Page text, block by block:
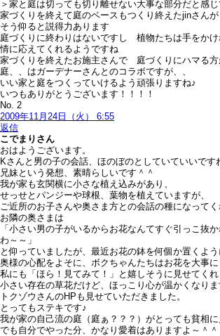
＞家と庭は切っても切り離せない大事な部分だと感
家づくりを終えて庭のベースもつくり終えたjinさんが
そう仰ると説得力あります
庭づくりに終わりはないですし 植物たちは手をか
情に応えてくれるようですね
家づくりを終えたお施主さんで 庭づくりにハマる方
庭、、はガーデナーさんとのコラボですが、、
いい家と庭をつくっていけるよう頑張りますね♪
いつもありがとうございます！！！！
No. 2
2009年11月24日（火） 6:55
返信
こでまり さん
おはようございます。
Kさんと男の子の会話、ほのぼのとしていていいです
兄妹という発想、素晴らしいです＾＾
我が家も玄関横に小さな植え込みがあり、
せっせとパンジーや球根、葉物を植えていますが、
ご近所のお子さんや奥さま方との会話の種になってく
お隣の奥さまは
「小さい男の子がいるからお花なんてすぐ引っこ抜
わ～～」
と仰っていましたが、最近お花の鉢を何個か置くよ
奥様の心配をよそに、ボクちゃんたちはお花を大事に
私にも「ほら！見てみて！」と嬉しそうに見せてくれ
小さい存在の草花だけど、ほっこり心が温かくなりま
トクゾウさんのHPも見せていただきました。
とってもステキです♪
我が家の自己流の庭（庭ぁ？？？）がとっても貧相に
でも自分でやった分、かなり愛着はありますよ～＾＾